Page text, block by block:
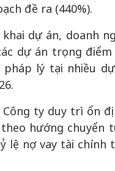
đề ra (440%).
dự án, doanh
dự án trọng điểm
pháp lý tại nhiều
ty duy trì ổn
hướng chuyển
lệ nợ vay tài
50 năm Việt
nhập
nguồn nội lực
định hình vị thế
làm nên diện